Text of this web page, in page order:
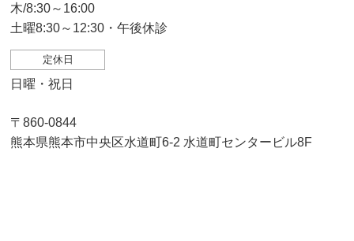
木/8:30～16:00
土曜8:30～12:30・午後休診
定休日
日曜・祝日
〒860-0844
熊本県熊本市中央区水道町6-2 水道町センタービル8F